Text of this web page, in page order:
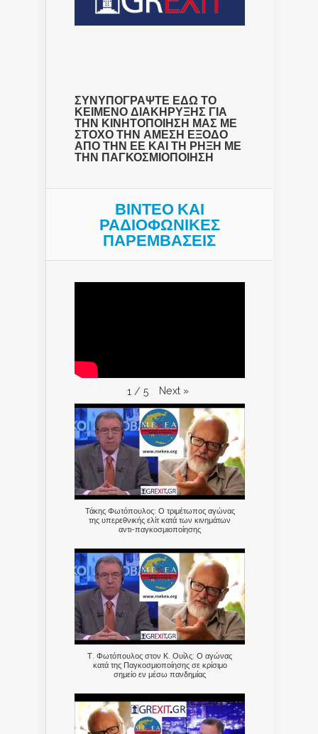
ΣΥΝΥΠΟΓΡΑΨΤΕ ΕΔΩ ΤΟ
ΚΕΙΜΕΝΟ ΔΙΑΚΗΡΥΞΗΣ ΓΙΑ
ΤΗΝ ΚΙΝΗΤΟΠΟΙΗΣΗ ΜΑΣ ΜΕ
ΣΤΟΧΟ ΤΗΝ ΑΜΕΣΗ ΕΞΟΔΟ
ΑΠΟ ΤΗΝ ΕΕ ΚΑΙ ΤΗ ΡΗΞΗ ΜΕ
ΤΗΝ ΠΑΓΚΟΣΜΙΟΠΟΙΗΣΗ
ΒΙΝΤΕΟ ΚΑΙ
ΡΑΔΙΟΦΩΝΙΚΕΣ
ΠΑΡΕΜΒΑΣΕΙΣ
1 / 5 Next »
Τάκης Φωτόπουλος: Ο τριμέτωπος αγώνας
της υπερεθνικής ελίτ κατά των κινημάτων
αντι-παγκοσμιοποίησης
Τ. Φωτόπουλος στον Κ. Ουίλς: Ο αγώνας
κατά της Παγκοσμιοποίησης σε κρίσιμο
σημείο εν μέσω πανδημίας